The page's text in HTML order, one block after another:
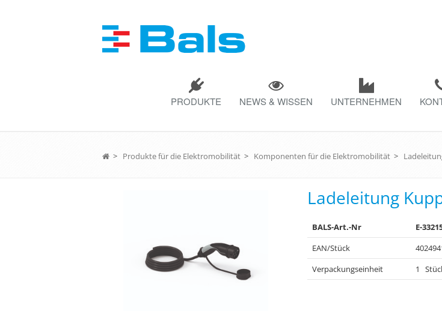
PRODUKTE NEWS & WISSEN UNTERNEHMEN
> Produkte für die Elektromobilität > Komponenten für die Elektromobilität >
Ladeleitung
BALS-Art.-Nr
E-
EAN/Stück
Verpackungseinheit
1